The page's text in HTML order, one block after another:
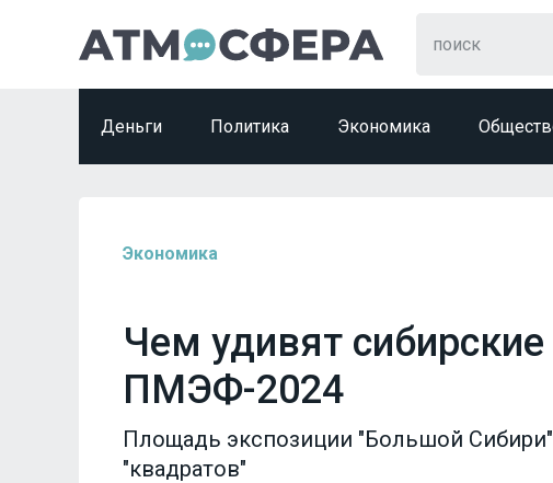
Деньги Политика Экономика
Экономика
Чем удивят
ПМЭФ-2024
Площадь экспозиции "Большой
"квадратов"